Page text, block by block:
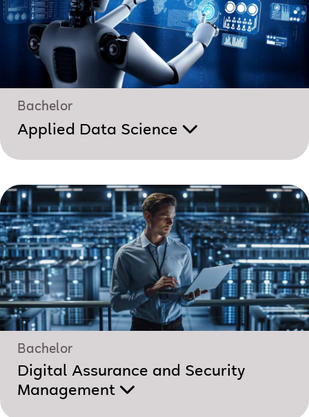
Bachelor
Applied Data Science
Bachelor
Digital Assurance and Security
Management